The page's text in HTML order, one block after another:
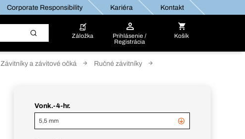
Corporate Responsibility Kariéra Kontakt
Záložka
Prihlásenie /
Registrácia
Košík
Závitníky a závitové očká
Ručné závitníky
Vonk.-4-hr.
5,5 mm